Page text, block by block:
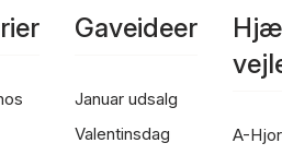
Gaveideer
Januar udsalg
Valentinsdag
A-